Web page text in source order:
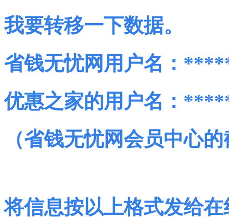
我要转移一下数据。
省钱无忧网用户名：
优惠之家的用户名：
（省钱无忧网会员中心
将信息按以上格式发给